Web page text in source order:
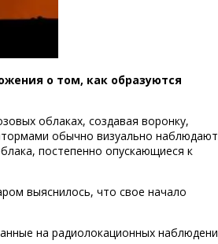
о том, как образуются
облаках, создавая воронку,
обычно визуально
постепенно опускающиеся к
выяснилось, что свое начало
на радиолокационных